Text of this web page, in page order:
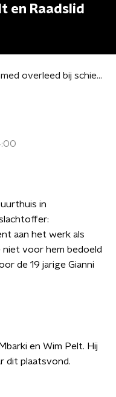
en Raadslid
17-jarige Mohammed overleed bij schietpartij in buurthuis. Met vrijwilliger Wim Pelt en Raadslid Sofyan Mbarki.
in
aan het werk als
voor hem bedoeld
de 19 jarige Gianni
en Wim Pelt. Hij
dit plaatsvond.